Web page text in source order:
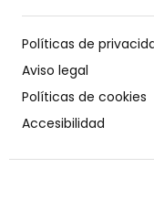
Políticas de
Aviso legal
Políticas de cookies
Accesibilidad